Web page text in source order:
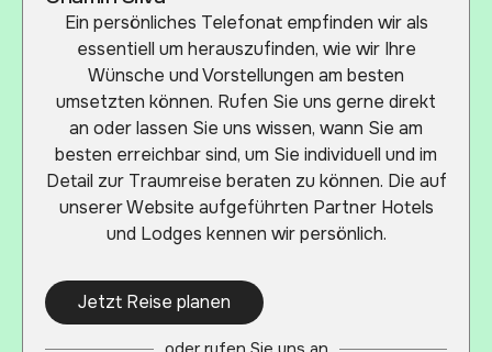
Ein persönliches Telefonat empfinden wir als
essentiell um herauszufinden, wie wir Ihre
Wünsche und Vorstellungen am besten
umsetzten können. Rufen Sie uns gerne direkt
an oder lassen Sie uns wissen, wann Sie am
besten erreichbar sind, um Sie individuell und im
Detail zur Traumreise beraten zu können. Die auf
unserer Website aufgeführten Partner Hotels
und Lodges kennen wir persönlich.
Jetzt Reise planen